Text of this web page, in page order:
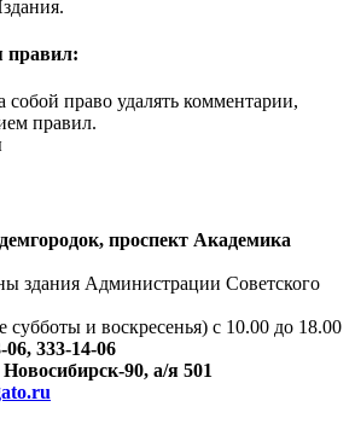
правил:
собой право удалять комментарии,
правил.
проспект Академика
здания Администрации Советского
и воскресенья) с 10.00 до 18.00
06, 333-14-06
Новосибирск-90, а/я 501